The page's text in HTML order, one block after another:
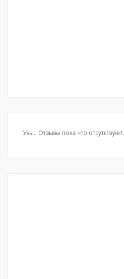
Увы.. Отзывы пока что отсутствуют.